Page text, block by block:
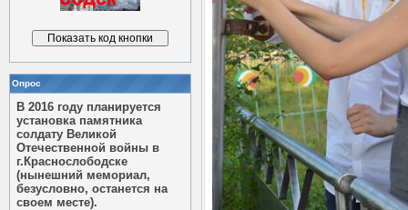
Опрос
В 2016 году планируется
установка памятника
солдату Великой
Отечественной войны в
г.Краснослободске
(нынешний мемориал,
безусловно, останется на
своем месте).